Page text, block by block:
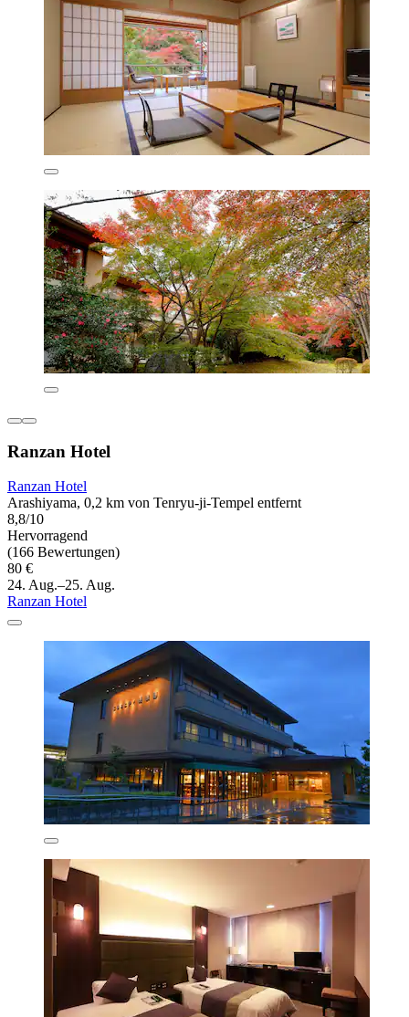
Ranzan Hotel
Ranzan Hotel
Arashiyama, 0,2 km von Tenryu-ji-Tempel entfernt
8,8/10
Hervorragend
(166 Bewertungen)
80 €
24. Aug.–25. Aug.
Ranzan Hotel